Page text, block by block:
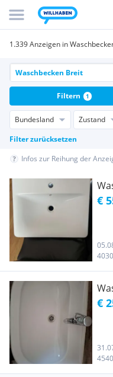
1.339 Anzeigen in
Bundesland Zustand
Filter zurücksetzen
Filtern 1
Infos zur Reihung der
€
€